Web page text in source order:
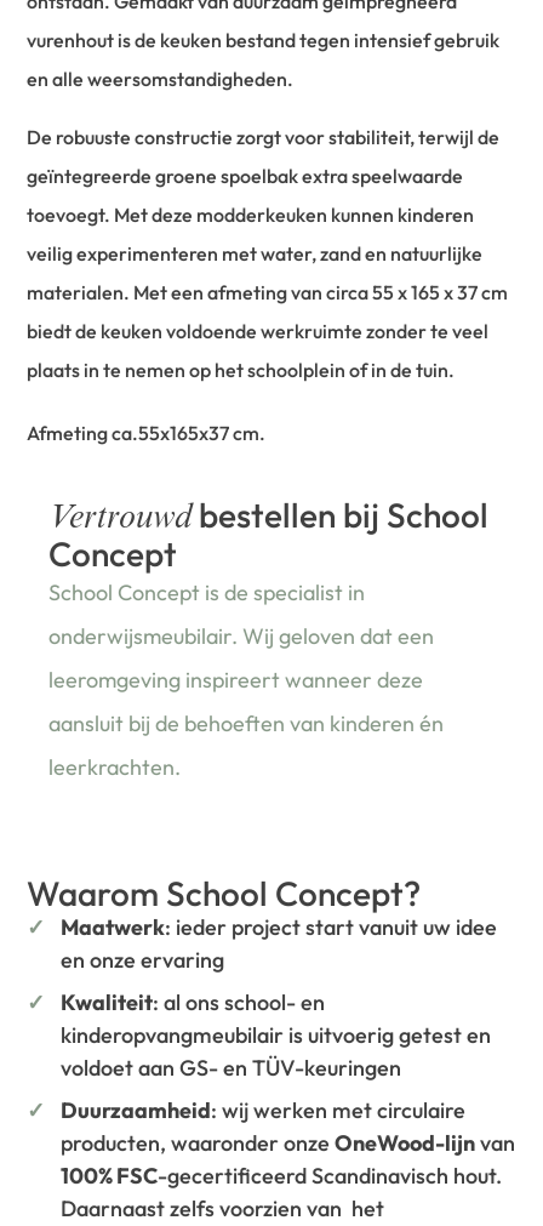
vurenhout is de keuken bestand tegen intensief gebruik
en alle weersomstandigheden.
De robuuste constructie zorgt voor stabiliteit, terwijl de
geïntegreerde groene spoelbak extra speelwaarde
toevoegt. Met deze modderkeuken kunnen kinderen
veilig experimenteren met water, zand en natuurlijke
materialen. Met een afmeting van circa 55 x 165 x 37 cm
biedt de keuken voldoende werkruimte zonder te veel
plaats in te nemen op het schoolplein of in de tuin.
Afmeting ca.55x165x37 cm.
Vertrouwdbestellen bij School
Concept
School Concept is de specialist in
onderwijsmeubilair. Wij geloven dat een
leeromgeving inspireert wanneer deze
aansluit bij de behoeften van kinderen én
leerkrachten.
Waarom School Concept?
Maatwerk: ieder project start vanuit uw idee
en onze ervaring
Kwaliteit: al ons school- en
kinderopvangmeubilair is uitvoerig getest en
voldoet aan GS- en TÜV-keuringen
Duurzaamheid: wij werken met circulaire
producten, waaronder onzeOneWood-lijnvan
100% FSC-gecertificeerd Scandinavisch hout.
Daarnaast zelfs voorzien van het